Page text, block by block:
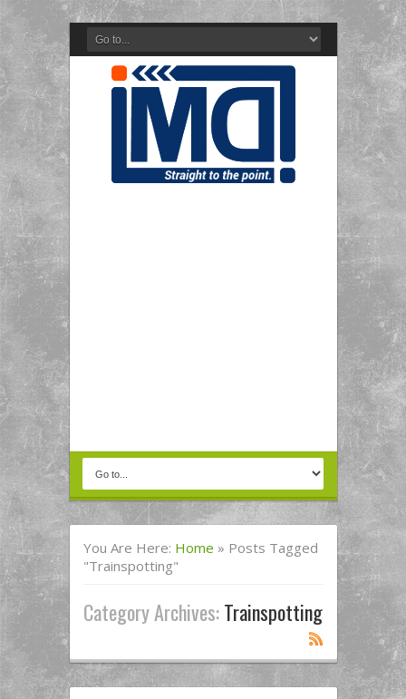
You Are Here: Home » Posts Tagged
"trainspotting"
Category Archives:Trainspotting